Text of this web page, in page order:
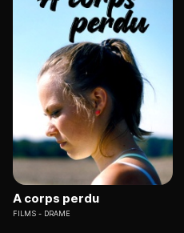
A corps perdu
FILMS DRAME